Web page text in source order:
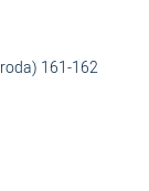
161-162